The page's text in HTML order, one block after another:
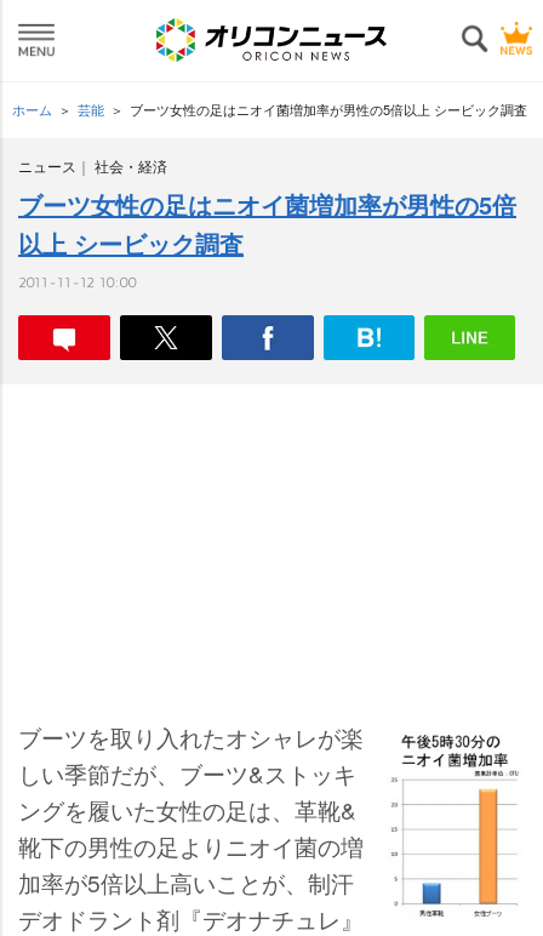
ホーム 芸能 ブーツ女性の足はニオイ菌増加率が男性の5倍以上 シービック調査
ニュース 社会・経済
ブーツ女性の足はニオイ菌増加率が男性の5倍
以上 シービック調査
2011-11-12 10:00
ブーツを取り入れたオシャレが楽
しい季節だが、ブーツ&ストッキ
ングを履いた女性の足は、革靴&
靴下の男性の足よりニオイ菌の増
加率が5倍以上高いことが、制汗
デオドラント剤『デオナチュレ』